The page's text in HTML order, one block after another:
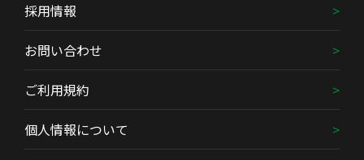
採用情報
お問い合わせ
ご利用規約
個人情報について